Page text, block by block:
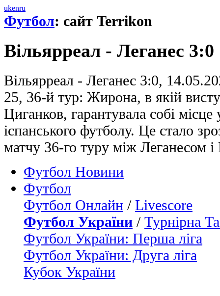
ukenru
Футбол: сайт Terrikon
Вільярреал - Леганес 3:0
Вільярреал - Леганес 3:0,
25, 36-й тур: Жирона, в якій
Циганков, гарантувала собі місце
іспанського футболу. Це стало
матчу 36-го туру між Леганесом і
Футбол Новини
Футбол
Футбол Онлайн / Livescore
Футбол України / Турнірна
Футбол України: Перша ліга
Футбол України: Друга ліга
Кубок України